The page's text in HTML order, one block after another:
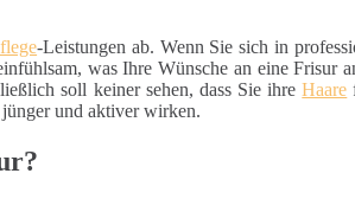
-Leistungen ab. Wenn Sie sich in
was Ihre Wünsche an eine Frisur
soll keiner sehen, dass Sie ihreHaare
und aktiver wirken.